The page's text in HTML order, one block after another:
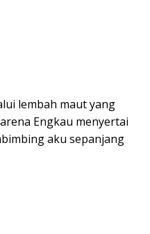
lembah maut yang
Engkau menyertai
aku sepanjang